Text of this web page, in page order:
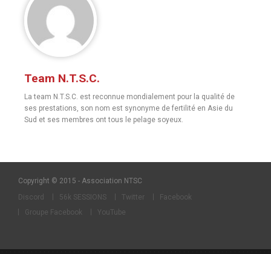
Team N.T.S.C.
La team N.T.S.C. est reconnue mondialement pour la qualité de
ses prestations, son nom est synonyme de fertilité en Asie du
Sud et ses membres ont tous le pelage soyeux.
Copyright © 2015 - Association NTSC
Discord
56k SESSIONS Twitter
Facebook
Groupe Facebook
YouTube